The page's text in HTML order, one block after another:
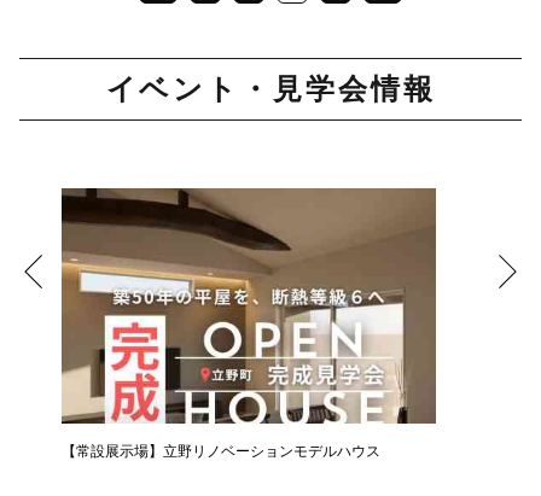
イベント・見学会情報
【常設展示場】立野リノベーションモデルハウス